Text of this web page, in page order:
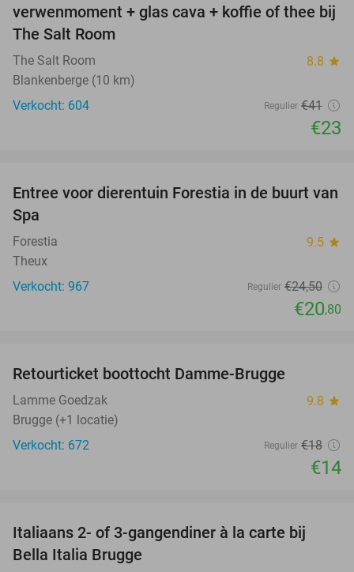
verwenmoment + glas cava + koffie of thee bij
The Salt Room
The Salt Room 8.8 star
Blankenberge (10 km)
Verkocht: 604
Regulier €41
€23
15%
Entree voor dierentuin Forestia in de buurt van
Spa
Forestia 9.5 star
Theux
Verkocht: 967
Regulier €24,50
€20,80
Retourticket boottocht Damme-Brugge
Lamme Goedzak 9.8 star
Brugge (+1 locatie)
Verkocht: 672
Regulier €18
€14
Italiaans 2- of 3-gangendiner à la carte bij
Bella Italia Brugge